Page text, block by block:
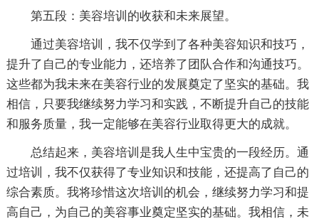
第五段：美容培训的收获和未来展望。
通过美容培训，我不仅学到了各种美容知识和技巧，
提升了自己的专业能力，还培养了团队合作和沟通技巧。
这些都为我未来在美容行业的发展奠定了坚实的基础。我
相信，只要我继续努力学习和实践，不断提升自己的技能
和服务质量，我一定能够在美容行业取得更大的成就。
总结起来，美容培训是我人生中宝贵的一段经历。通
过培训，我不仅获得了专业知识和技能，还提高了自己的
综合素质。我将珍惜这次培训的机会，继续努力学习和提
高自己，为自己的美容事业奠定坚实的基础。我相信，未